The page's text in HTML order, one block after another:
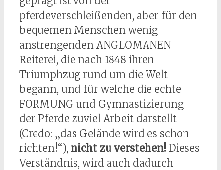
pferdeverschleißenden, aber für den
bequemen Menschen wenig
anstrengenden ANGLOMANEN
Reiterei, die nach 1848 ihren
Triumphzug rund um die Welt
begann, und für welche die echte
FORMUNG und Gymnastizierung
der Pferde zuviel Arbeit darstellt
(Credo: „das Gelände wird es schon
richten!“), nicht zu verstehen! Dieses
Verständnis, wird auch dadurch